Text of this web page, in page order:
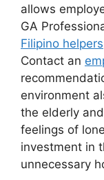
allows
GA
Filipino helpers
Contact an
environment
the elderly
feelings of
investment in
unnecessary